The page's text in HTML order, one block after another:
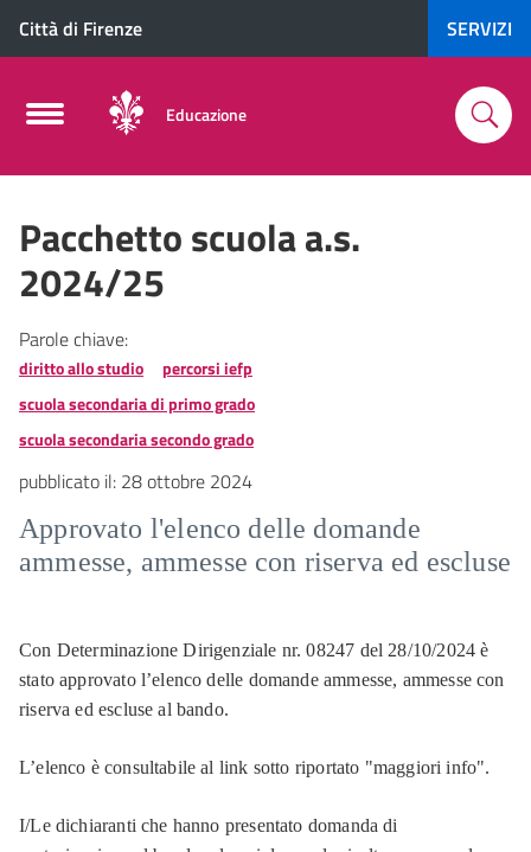
Città di Firenze SERVIZI
Educazione
Pacchetto scuola a.s.
2024/25
Parole chiave:
diritto allo studio
percorsi iefp
scuola secondaria di primo grado
scuola secondaria secondo grado
pubblicato il: 28 ottobre 2024
Approvato l'elenco delle domande
ammesse, ammesse con riserva ed escluse
Con Determinazione Dirigenziale nr. 08247 del 28/10/2024 è
stato approvato l’elenco delle domande ammesse, ammesse con
riserva ed escluse al bando.
L’elenco è consultabile al link sotto riportato "maggiori info".
I/Le dichiaranti che hanno presentato domanda di